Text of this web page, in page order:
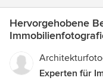
Hervorgehobene
Experten für